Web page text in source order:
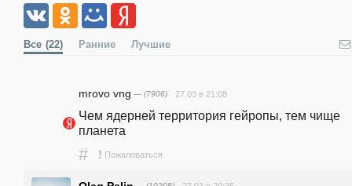
Все (22) Ранние Лучшие
mrovo vng — (7906) 27.03 в 21:08
Чем ядерней территория гейропы, тем чище
планета
# ! Пожаловаться